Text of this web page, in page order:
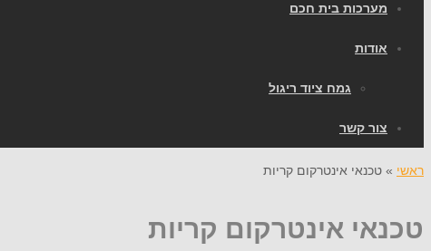
מערכות בית חכם
אודות
גמח ציוד ריגול
צור קשר
ראשי » טכנאי אינטרקום קריות
טכנאי אינטרקום קריות